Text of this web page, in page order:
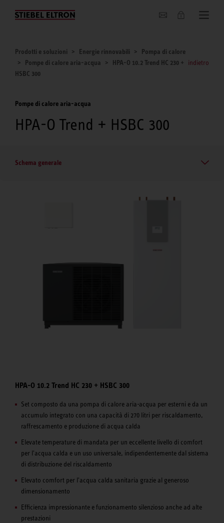
Chi siamo
Prodotti e soluzioni Energie rinnovabili
Pompa di calore
Pompe di calore aria-acqua
HPA-O 10.2 Trend HC 230 +
HSBC 300
indietro
Pompe di calore aria-acqua
HPA-O Trend + HSBC 300
Schema generale
HPA-O 10.2 Trend HC 230 + HSBC 300
Set composto da una pompa di calore aria-acqua per esterni e da un
accumulo integrato con una capacità di 270 litri per riscaldamento,
raffrescamento e produzione di acqua calda
Elevate temperature di mandata per un eccellente livello di comfort
per l'acqua calda e un uso universale, indipendentemente dal sistema
di distribuzione del riscaldamento
Elevato comfort per l'acqua calda sanitaria grazie al generoso
dimensionamento
Efficienza impressionante e funzionamento silenzioso anche ad alte
prestazioni